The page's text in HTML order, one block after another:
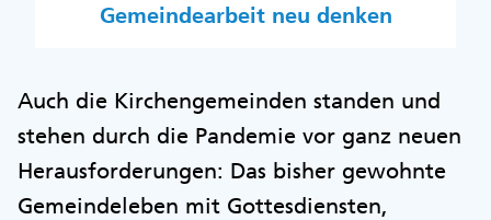
Gemeindearbeit neu denken
Auch die Kirchengemeinden standen und
stehen durch die Pandemie vor ganz neuen
Herausforderungen: Das bisher gewohnte
Gemeindeleben mit Gottesdiensten,